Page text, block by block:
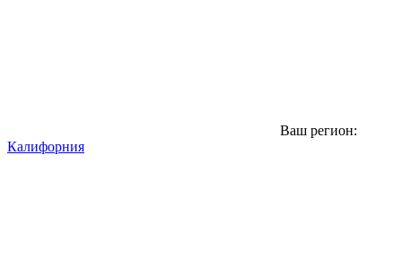
Ваш регион:
Калифорния